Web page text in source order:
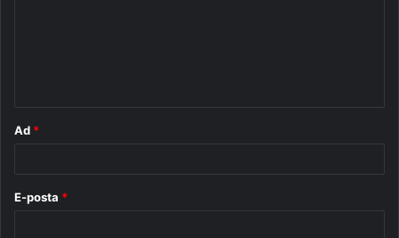
Ad *
E-posta *